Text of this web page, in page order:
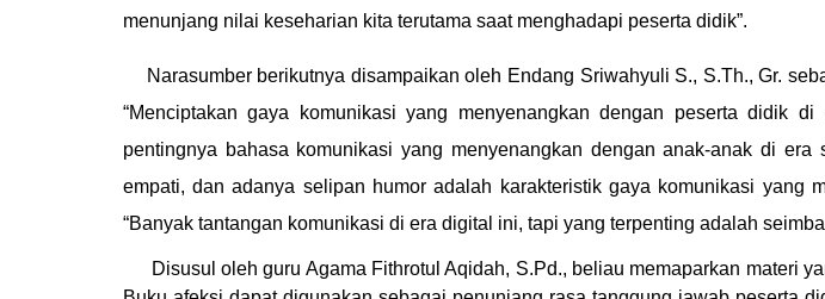
menunjang nilai keseharian kita terutama saat menghadapi peserta didik”.
Narasumber berikutnya disampaikan oleh Endang Sriwahyuli S., S.Th., Gr.
“Menciptakan gaya komunikasi yang menyenangkan dengan peserta didik
pentingnya bahasa komunikasi yang menyenangkan dengan anak-anak di
empati, dan adanya selipan humor adalah karakteristik gaya komunikasi
“Banyak tantangan komunikasi di era digital ini, tapi yang terpenting adalah
Disusul oleh guru Agama Fithrotul Aqidah, S.Pd., beliau memaparkan materi